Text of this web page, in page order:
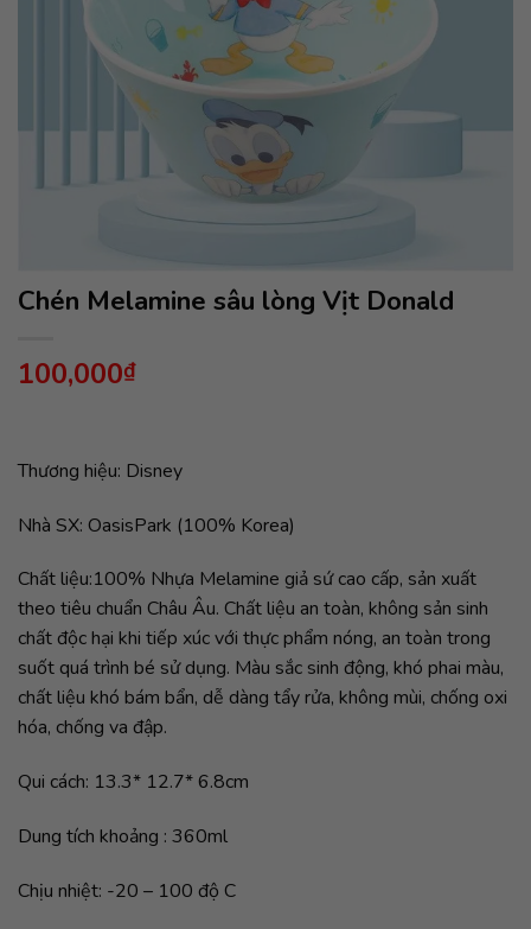
Chén Melamine sâu lòng Vịt Donald
100,000₫
Thương hiệu: Disney
Nhà SX: OasisPark (100% Korea)
Chất liệu:100% Nhựa Melamine giả sứ cao cấp, sản xuất
theo tiêu chuẩn Châu Âu. Chất liệu an toàn, không sản sinh
chất độc hại khi tiếp xúc với thực phẩm nóng, an toàn trong
suốt quá trình bé sử dụng. Màu sắc sinh động, khó phai màu,
chất liệu khó bám bẩn, dễ dàng tẩy rửa, không mùi, chống oxi
hóa, chống va đập.
Qui cách: 13.3* 12.7* 6.8cm
Dung tích khoảng : 360ml
Chịu nhiệt: -20 – 100 độ C